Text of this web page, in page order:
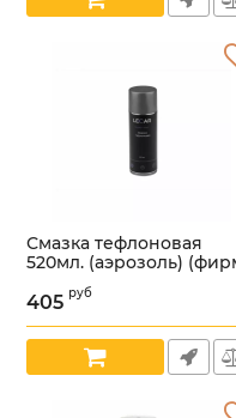
Смазка тефлоновая
520мл. (аэрозоль)
упак. LECAR)
/LECAR000011010/
Артикул: 00000006981
405 руб